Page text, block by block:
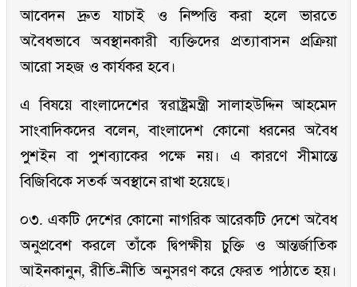
আবেদন দ্রুত যাচাই ও নিষ্পত্তি করা হলে ভারতে
অবৈধভাবে অবস্থানকারী ব্যক্তিদের প্রত্যাবাসন প্রক্রিয়া
আরো সহজ ও কার্যকর হবে।
এ বিষয়ে বাংলাদেশের স্বরাষ্ট্রমন্ত্রী সালাহউদ্দিন আহমেদ
সাংবাদিকদের বলেন, বাংলাদেশ কোনো ধরনের অবৈধ
পুশইন বা পুশব্যাকের পক্ষে নয়। এ কারণে সীমান্তে
বিজিবিকে সতর্ক অবস্থানে রাখা হয়েছে।
০৩. একটি দেশের কোনো নাগরিক আরেকটি দেশে অবৈধ
অনুপ্রবেশ করলে তাঁকে দ্বিপক্ষীয় চুক্তি ও আন্তর্জাতিক
আইনকানুন, রীতি-নীতি অনুসরণ করে ফেরত পাঠাতে হয়।